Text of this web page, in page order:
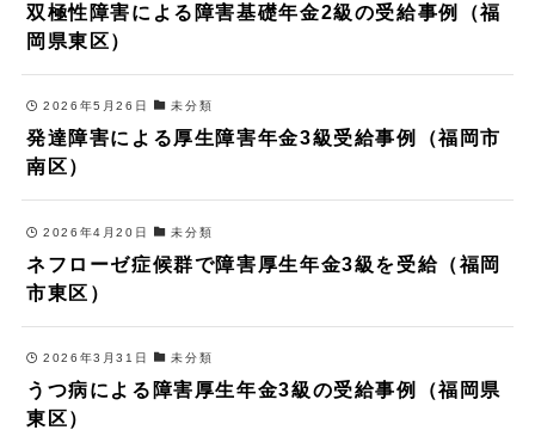
双極性障害による障害基礎年金2級の受給事例（福
岡県東区）
2026年5月26日 未分類
発達障害による厚生障害年金3級受給事例（福岡市
南区）
2026年4月20日 未分類
ネフローゼ症候群で障害厚生年金3級を受給（福岡
市東区）
2026年3月31日 未分類
うつ病による障害厚生年金3級の受給事例（福岡県
東区）